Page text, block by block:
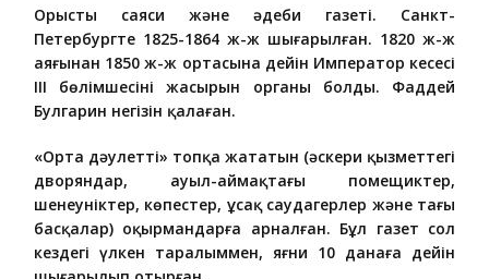
Орыстың саяси және әдеби газеті. Санкт-
Петербургте 1825-1864 ж-ж шығарылған. 1820 ж-ж
аяғынан 1850 ж-ж ортасына дейін Император кеңсесі
III бөлімшесінің жасырын органы болды. Фаддей
Булгарин негізін қалаған.
«Орта дәулетті» топқа жататын (әскери қызметтегі
дворяндар, ауыл-аймақтағы помещиктер,
шенеуніктер, көпестер, ұсақ саудагерлер және тағы
басқалар) оқырмандарға арналған. Бұл газет сол
кездегі үлкен таралыммен, яғни 10 данаға дейін